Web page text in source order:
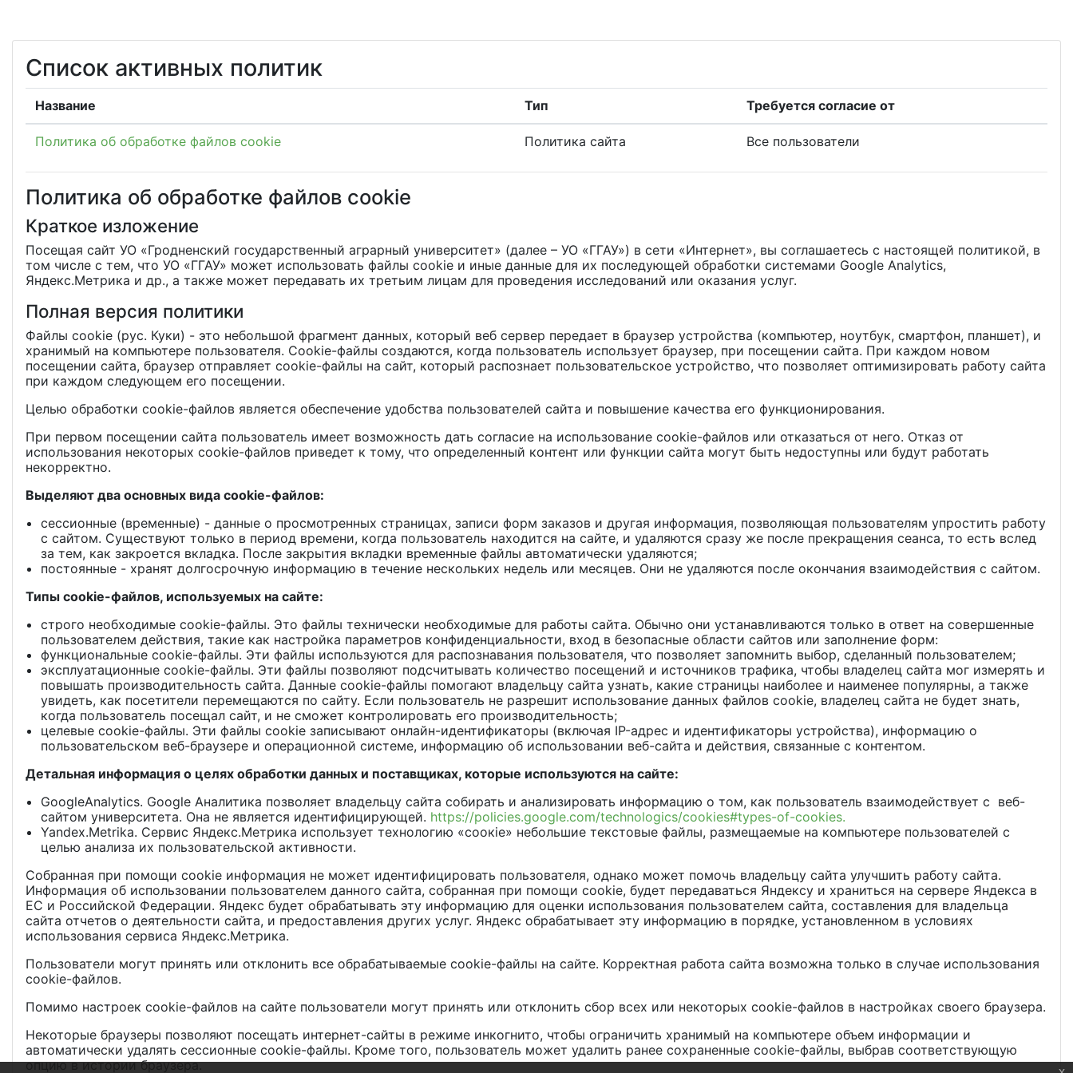
Список активных политик
Название Тип Требуется согласие от
Политика об обработке файлов cookie Политика сайта Все пользователи
Политика об обработке файлов cookie
Краткое изложение
Посещая сайт УО «Гродненский государственный аграрный университет» (далее – УО «ГГАУ») в сети «Интернет», вы соглашаетесь с настоящей политикой, в
том числе с тем, что УО «ГГАУ» может использовать файлы cookie и иные данные для их последующей обработки системами Google Analytics,
Яндекс.Метрика и др., а также может передавать их третьим лицам для проведения исследований или оказания услуг.
Полная версия политики
Файлы cookie (рус. Куки) - это небольшой фрагмент данных, который веб сервер передает в браузер устройства (компьютер, ноутбук, смартфон, планшет), и
хранимый на компьютере пользователя. Cookie-файлы создаются, когда пользователь использует браузер, при посещении сайта. При каждом новом
посещении сайта, браузер отправляет cookie-файлы на сайт, который распознает пользовательское устройство, что позволяет оптимизировать работу сайта
при каждом следующем его посещении.
Целью обработки cookie-файлов является обеспечение удобства пользователей сайта и повышение качества его функционирования.
При первом посещении сайта пользователь имеет возможность дать согласие на использование cookie-файлов или отказаться от него. Отказ от
использования некоторых cookie-файлов приведет к тому, что определенный контент или функции сайта могут быть недоступны или будут работать
некорректно.
Выделяют два основных вида cookie-файлов:
сессионные (временные) - данные о просмотренных страницах, записи форм заказов и другая информация, позволяющая пользователям упростить работу
с сайтом. Существуют только в период времени, когда пользователь находится на сайте, и удаляются сразу же после прекращения сеанса, то есть вслед
за тем, как закроется вкладка. После закрытия вкладки временные файлы автоматически удаляются;
постоянные - хранят долгосрочную информацию в течение нескольких недель или месяцев. Они не удаляются после окончания взаимодействия с сайтом.
Типы cookie-файлов, используемых на сайте:
строго необходимые cookie-файлы. Это файлы технически необходимые для работы сайта. Обычно они устанавливаются только в ответ на совершенные
пользователем действия, такие как настройка параметров конфиденциальности, вход в безопасные области сайтов или заполнение форм:
функциональные cookie-файлы. Эти файлы используются для распознавания пользователя, что позволяет запомнить выбор, сделанный пользователем;
эксплуатационные cookie-файлы. Эти файлы позволяют подсчитывать количество посещений и источников трафика, чтобы владелец сайта мог измерять и
повышать производительность сайта. Данные cookie-файлы помогают владельцу сайта узнать, какие страницы наиболее и наименее популярны, а также
увидеть, как посетители перемещаются по сайту. Если пользователь не разрешит использование данных файлов cookie, владелец сайта не будет знать,
когда пользователь посещал сайт, и не сможет контролировать его производительность;
целевые cookie-файлы. Эти файлы cookie записывают онлайн-идентификаторы (включая IP-адрес и идентификаторы устройства), информацию о
пользовательском веб-браузере и операционной системе, информацию об использовании веб-сайта и действия, связанные с контентом.
Детальная информация о целях обработки данных и поставщиках, которые используются на сайте:
GoogleAnalytics. Google Аналитика позволяет владельцу сайта собирать и анализировать информацию о том, как пользователь взаимодействует с веб-
сайтом университета. Она не является идентифицирующей. https://policies.google.com/technologics/cookies#types-of-cookies.
Yandex.Metrika. Сервис Яндекс.Метрика использует технологию «соокie» небольшие текстовые файлы, размещаемые на компьютере пользователей с
целью анализа их пользовательской активности.
Собранная при помощи cookie информация не может идентифицировать пользователя, однако может помочь владельцу сайта улучшить работу сайта.
Информация об использовании пользователем данного сайта, собранная при помощи cookie, будет передаваться Яндексу и храниться на сервере Яндекса в
ЕС и Российской Федерации. Яндекс будет обрабатывать эту информацию для оценки использования пользователем сайта, составления для владельца
сайта отчетов о деятельности сайта, и предоставления других услуг. Яндекс обрабатывает эту информацию в порядке, установленном в условиях
использования сервиса Яндекс.Метрика.
Пользователи могут принять или отклонить все обрабатываемые cookie-файлы на сайте. Корректная работа сайта возможна только в случае использования
cookie-файлов.
Помимо настроек cookie-файлов на сайте пользователи могут принять или отклонить сбор всех или некоторых cookie-файлов в настройках своего браузера.
Некоторые браузеры позволяют посещать интернет-сайты в режиме инкогнито, чтобы ограничить хранимый на компьютере объем информации и
автоматически удалять сессионные cookie-файлы. Кроме того, пользователь может удалить ранее сохраненные cookie-файлы, выбрав соответствующую
опцию в истории браузера.